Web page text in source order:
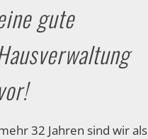
gute
32 Jahren sind wir als